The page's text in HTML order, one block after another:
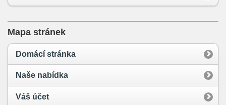
Mapa stránek
Domácí stránka
Naše nabídka
Váš účet